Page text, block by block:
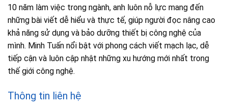
10 năm làm việc trong ngành, anh luôn nỗ lực mang đến
những bài viết dễ hiểu và thực tế, giúp người đọc nâng cao
khả năng sử dụng và bảo dưỡng thiết bị công nghệ của
mình. Minh Tuấn nổi bật với phong cách viết mạch lạc, dễ
tiếp cận và luôn cập nhật những xu hướng mới nhất trong
thế giới công nghệ.
Thông tin liên hệ